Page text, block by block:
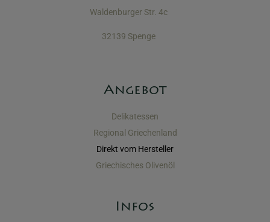
Waldenburger Str. 4c
32139 Spenge
Angebot
Delikatessen
Regional Griechenland
Direkt vom Hersteller
Griechisches Olivenöl
Infos